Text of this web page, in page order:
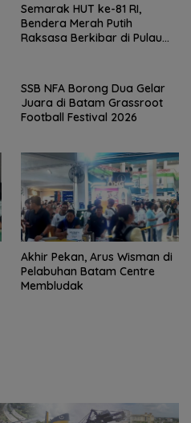
Semarak HUT ke-81 RI,
Bendera Merah Putih
Raksasa Berkibar di Pulau
SSB NFA Borong Dua Gelar
Juara di Batam Grassroot
Football Festival 2026
Akhir Pekan, Arus Wisman di
Pelabuhan Batam Centre
Membludak